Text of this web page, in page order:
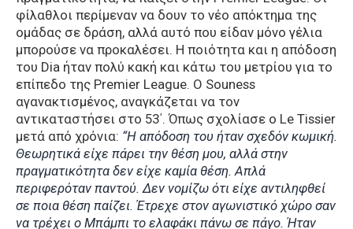
φίλαθλοι περίμεναν να δουν το νέο απόκτημα της
ομάδας σε δράση, αλλά αυτό που είδαν μόνο γέλια
μπορούσε να προκαλέσει. Η ποιότητα και η απόδοση
του Dia ήταν πολύ κακή και κάτω του μετρίου για το
επίπεδο της Premier League. Ο Souness
αγανακτισμένος, αναγκάζεται να τον
αντικαταστήσει στο 53΄. Όπως σχολίασε ο Le Tissier
μετά από χρόνια: “Η απόδοση του ήταν σχεδόν κωμική.
Θεωρητικά είχε πάρει την θέση μου, αλλά στην
πραγματικότητα δεν είχε καμία θέση. Απλά
περιφερόταν παντού. Δεν νομίζω ότι είχε αντιληφθεί
σε ποια θέση παίζει. Έτρεχε στον αγωνιστικό χώρο σαν
να τρέχει ο Μπάμπι το ελαφάκι πάνω σε πάγο. Ήταν